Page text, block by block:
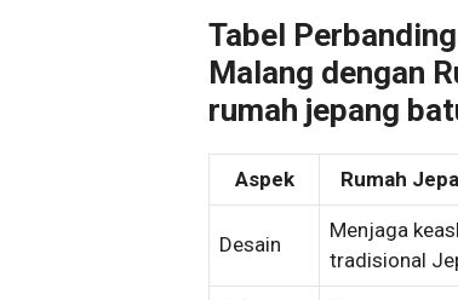
Tabel
Malang dengan
rumah jepang
Aspek Rumah
Desain
Menjaga
tradisional